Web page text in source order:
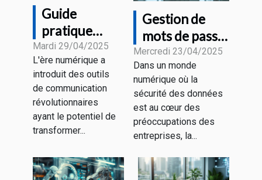
Guide
pratique
pour
optimiser
vos
interactions
avec les
plateformes
IA
Mardi 29/04/2025
L'ère numérique a
introduit des outils
de communication
révolutionnaires
ayant le potentiel de
transformer...
Gestion de
mots de passe
pour les
professionnels
les outils
essentiels
pour sécuriser
vos accès en
2023
Mercredi 23/04/2025
Dans un monde
numérique où la
sécurité des données
est au cœur des
préoccupations des
entreprises, la...